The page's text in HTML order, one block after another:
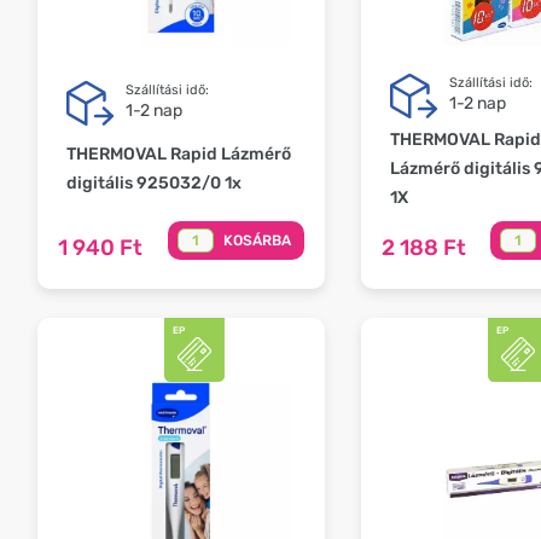
Szállítási idő:
1-2 nap
THERMOVAL Rapid Lázmérő
digitális 925032/0 1x
1 940 Ft KOSÁRBA
Szállítási idő:
1-2 nap
THERMOVAL
Lázmérő digitális
1X
2 188 Ft